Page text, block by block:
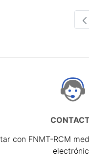
con FNMT-RCM